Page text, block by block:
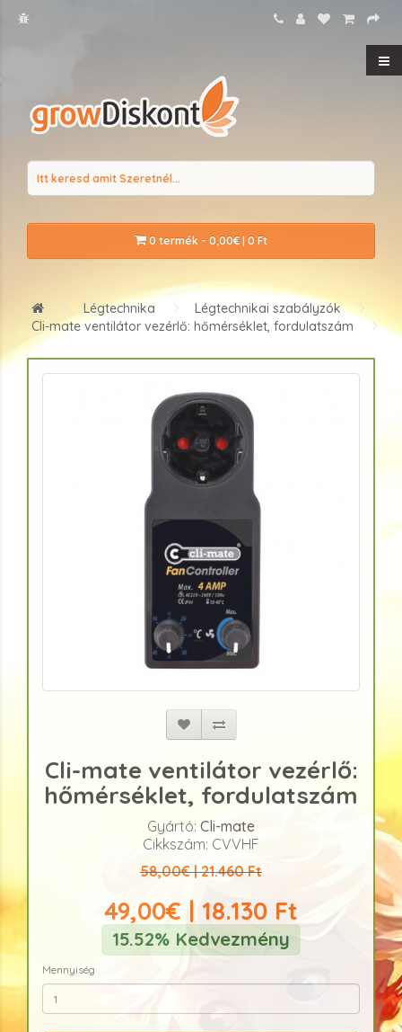
0 termék - 0,00€ | 0 Ft
Légtechnika
Légtechnikai szabályzók
Cli-mate ventilátor vezérlő: hőmérséklet, fordulatszám
Cli-mate ventilátor vezérlő:
hőmérséklet, fordulatszám
Gyártó: Cli-mate
Cikkszám: CVVHF
58,00€ | 21.460 Ft
49,00€ | 18.130 Ft
15.52% Kedvezmény
Mennyiség